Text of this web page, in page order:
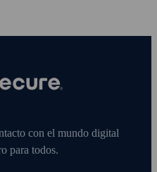
con el mundo digital
para todos.